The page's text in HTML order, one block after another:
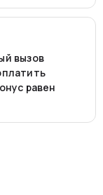
вызов
равен